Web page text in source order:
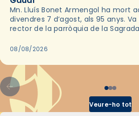
Mn. Lluís Bonet Armengol ha mort
divendres 7 d’agost, als 95 anys. Va
rector de la parròquia de la
2018,…
08/08/2026
Veure-ho tot